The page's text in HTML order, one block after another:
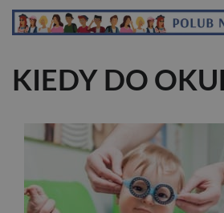
KIEDY DO